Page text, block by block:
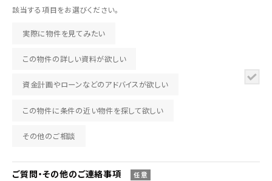
該当する項目をお選びください。
実際に物件を見てみたい
この物件の詳しい資料が欲しい
資金計画やローンなどのアドバイスが欲しい
この物件に条件の近い物件を探して欲しい
その他のご相談
ご質問・その他のご連絡事項 任意